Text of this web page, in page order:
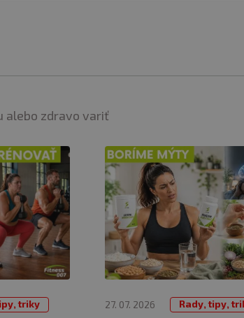
alebo zdravo variť
triky 27. 07. 2026 Rady, tipy,